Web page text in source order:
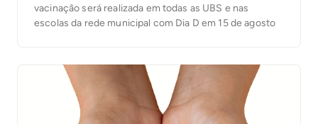
vacinação será realizada em todas as UBS e nas
escolas da rede municipal com Dia D em 15 de agosto